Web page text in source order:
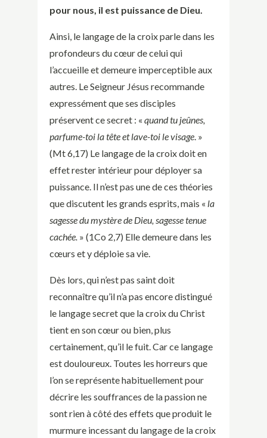
pour nous, il est puissance de Dieu.
Ainsi, le langage de la croix parle dans les
profondeurs du cœur de celui qui
l’accueille et demeure imperceptible aux
autres. Le Seigneur Jésus recommande
expressément que ses disciples
préservent ce secret : « quand tu jeûnes,
parfume-toi la tête et lave-toi le visage. »
(Mt 6,17) Le langage de la croix doit en
effet rester intérieur pour déployer sa
puissance. Il n’est pas une de ces théories
que discutent les grands esprits, mais « la
sagesse du mystère de Dieu, sagesse tenue
cachée.» (1Co 2,7) Elle demeure dans les
cœurs et y déploie sa vie.
Dès lors, qui n’est pas saint doit
reconnaître qu’il n’a pas encore distingué
le langage secret que la croix du Christ
tient en son cœur ou bien, plus
certainement, qu’il le fuit. Car ce langage
est douloureux. Toutes les horreurs que
l’on se représente habituellement pour
décrire les souffrances de la passion ne
sont rien à côté des effets que produit le
murmure incessant du langage de la croix